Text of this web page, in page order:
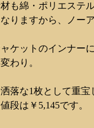
も綿・ポリエステ
りますから、ノー
ャケットのインナー
わり。
落な1枚として重宝
段は￥5,145です。